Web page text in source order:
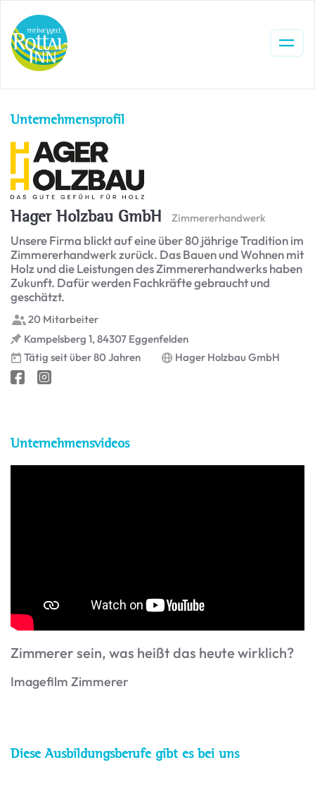
Unternehmensprofil
Hager Holzbau GmbH Zimmererhandwerk
Unsere Firma blickt auf eine über 80 jährige Tradition im
Zimmererhandwerk zurück. Das Bauen und Wohnen mit
Holz und die Leistungen des Zimmererhandwerks haben
Zukunft. Dafür werden Fachkräfte gebraucht und
geschätzt.
20 Mitarbeiter
Kampelsberg 1, 84307 Eggenfelden
Tätig seit über 80 Jahren
Hager Holzbau GmbH
Unternehmensvideos
Zimmerer sein, was heißt das heute wirklich?
Imagefilm Zimmerer
Diese Ausbildungsberufe gibt es bei uns